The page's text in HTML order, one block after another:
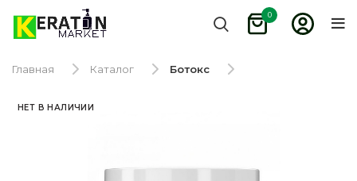
0
Главная Каталог Ботокс
НЕТ В НАЛИЧИИ